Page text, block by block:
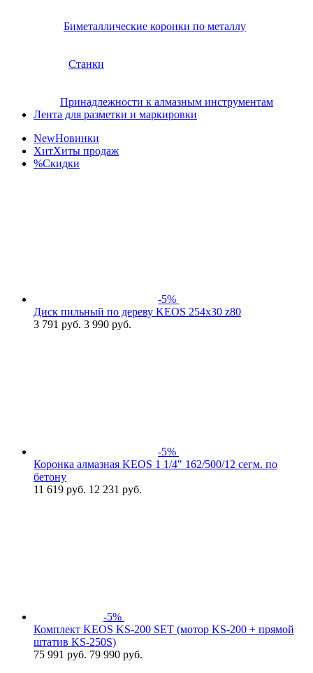
Биметаллические коронки по металлу
Станки
Принадлежности к алмазным инструментам
Лента для разметки и маркировки
NewНовинки
ХитХиты продаж
%Скидки
-5%
Диск пильный по дереву KEOS 254x30 z80
3 791 руб. 3 990 руб.
-5%
Коронка алмазная KEOS 1 1/4" 162/500/12 сегм. по
бетону
11 619 руб. 12 231 руб.
-5%
Комплект KEOS KS-200 SET (мотор KS-200 + прямой
штатив KS-250S)
75 991 руб. 79 990 руб.